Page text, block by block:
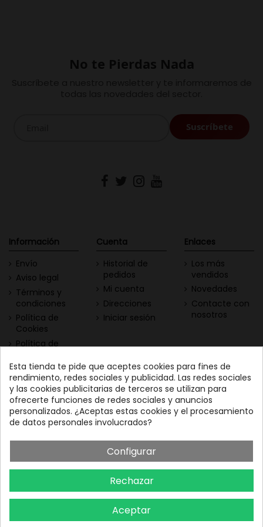
No te Pierdas Nada
Información
Envío
Aviso legal
Términos y
condiciones
Política de
Cookies
Política de
Cuenta
Historial de
pedidos
Mi cuenta
Direcciones
Iniciar sesión
Enlaces
Los más
vendidos
Novedades
Contacte con
nosotros
Contacta con nosotros
Nuestras Vinotecas:
Vinofilos Triana: Viera y
Clavijo, 23 - Gran Canaria
Vinófilos Santa Cruz: Adán
Martín Menis, 5 - Tenerife
Descarga nuestra App
Todo el vino a tu
alcance
Esta tienda te pide que aceptes cookies para fines de
rendimiento, redes sociales y publicidad. Las redes sociales
y las cookies publicitarias de terceros se utilizan para
ofrecerte funciones de redes sociales y anuncios
personalizados. ¿Aceptas estas cookies y el procesamiento
de datos personales involucrados?
Configurar
Rechazar
Aceptar